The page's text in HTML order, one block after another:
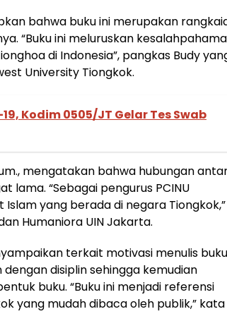
bahwa buku ini merupakan
“Buku ini meluruskan
di Indonesia”, pangkas Budy
University Tiongkok.
Kodim 0505/JT Gelar Tes Swab
mengatakan bahwa hubungan
lama. “Sebagai pengurus PCINU
yang berada di negara Tiongkok,”
Humaniora UIN Jakarta.
terkait motivasi menulis
dengan disiplin sehingga kemudian
buku. “Buku ini menjadi referensi
yang mudah dibaca oleh publik,” kata